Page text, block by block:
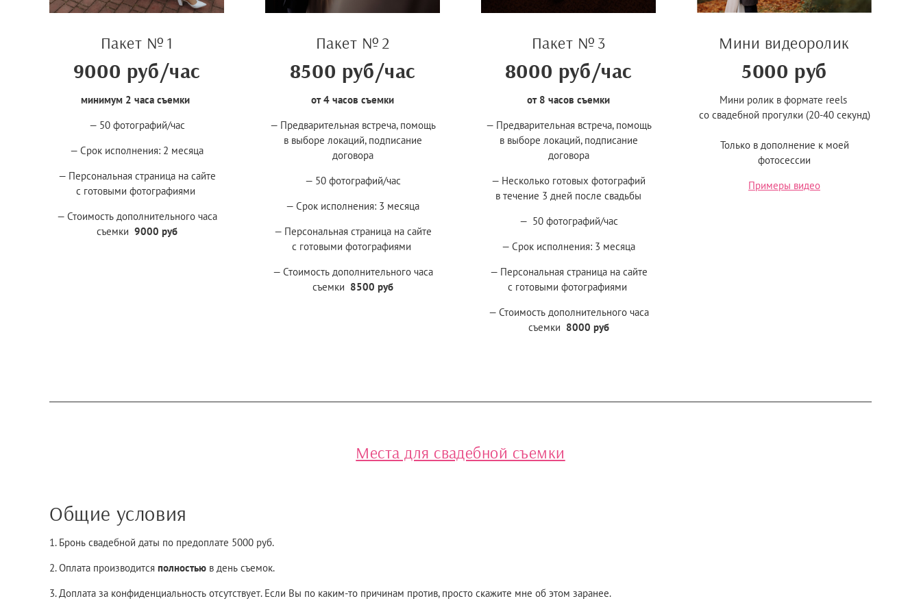
Пакет № 1
9000 руб/час
минимум 2 часа съемки
— 50 фотографий/час
— Срок исполнения: 2 месяца
— Персональная страница на сайте
с готовыми фотографиями
— Стоимость дополнительного часа
съемки 9000 руб
Пакет № 2
8500 руб/час
от 4 часов съемки
— Предварительная встреча, помощь
в выборе локаций, подписание
договора
— 50 фотографий/час
— Срок исполнения: 3 месяца
— Персональная страница на сайте
с готовыми фотографиями
— Стоимость дополнительного часа
съемки 8500 руб
Пакет № 3
8000 руб/час
от 8 часов съемки
— Предварительная встреча, помощь
в выборе локаций, подписание
договора
— Несколько готовых фотографий
в течение 3 дней после свадьбы
— 50 фотографий/час
— Срок исполнения: 3 месяца
— Персональная страница на сайте
с готовыми фотографиями
— Стоимость дополнительного часа
съемки 8000 руб
Мини видеоролик
5000 руб
Мини ролик в формате reels
со свадебной прогулки (20-40 секунд)
Только в дополнение к моей
фотосессии
Примеры видео
Места для свадебной съемки
Общие условия
1. Бронь свадебной даты по предоплате 5000 руб.
2. Оплата производится полностью в день съемок.
3. Доплата за конфиденциальность отсутствует. Если Вы по каким-то причинам против, просто скажите мне об этом заранее.